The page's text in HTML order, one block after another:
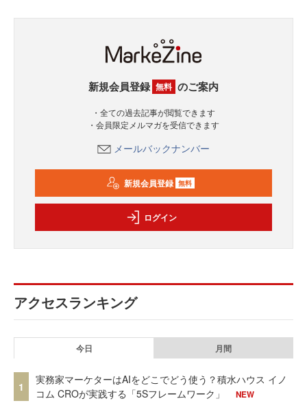
新規会員登録 無料 のご案内
・全ての過去記事が閲覧できます
・会員限定メルマガを受信できます
メールバックナンバー
新規会員登録 無料
ログイン
アクセスランキング
今日 月間
1
実務家マーケターはAIをどこでどう使う？積水ハウス イノ
コム CROが実践する「5Sフレームワーク」
NEW